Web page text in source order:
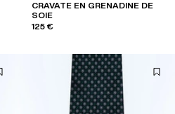
CRAVATE EN GRENADINE DE
SOIE
125 €